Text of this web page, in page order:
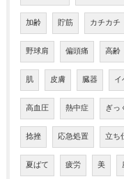
加齢 貯筋 カチカチ
野球肩 偏頭痛 高齢
肌 皮膚 臓器
高血圧 熱中症 ぎっ
捻挫 応急処置 立ち
夏ばて 疲労 美